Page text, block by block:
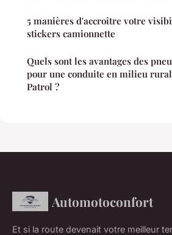
5 manières d'accroître votre
stickers camionnette
Quels sont les avantages des
pour une conduite en milieu rural
Patrol ?
Automotoconfort
Et si la route devenait votre meilleur